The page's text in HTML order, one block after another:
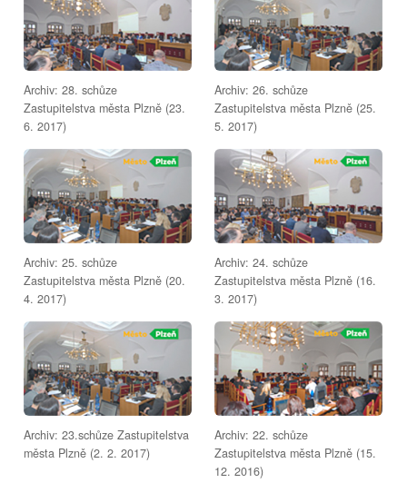
Archiv: 28. schůze
Zastupitelstva města Plzně (23.
6. 2017)
Archiv: 26. schůze
Zastupitelstva města Plzně (25.
5. 2017)
Archiv: 25. schůze
Zastupitelstva města Plzně (20.
4. 2017)
Archiv: 24. schůze
Zastupitelstva města Plzně (16.
3. 2017)
Archiv: 23.schůze Zastupitelstva
města Plzně (2. 2. 2017)
Archiv: 22. schůze
Zastupitelstva města Plzně (15.
12. 2016)